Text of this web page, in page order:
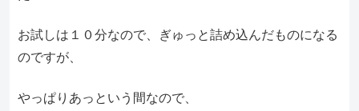
お試しは１０分なので、ぎゅっと詰め込んだものになる
のですが、
やっぱりあっという間なので、